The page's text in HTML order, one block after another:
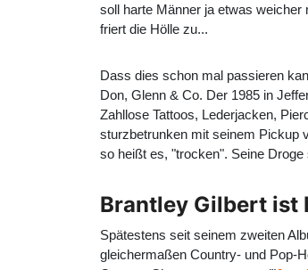
soll harte Männer ja etwas
friert die Hölle zu...
Dass dies schon mal passieren
Don, Glenn & Co. Der 1985 in
Zahllose Tattoos, Lederjacken,
sturzbetrunken mit seinem Pickup
so heißt es, "trocken". Seine
Brantley Gilbert ist
Spätestens seit seinem zweiten
gleichermaßen Country- und Pop-